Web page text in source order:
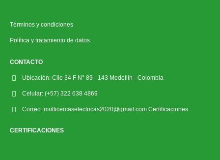
Términos y condiciones
Política y tratamiento de datos
CONTACTO
Ubicación: Clle 34 F N° 89 - 143 Medellín - Colombia
Celular: (+57) 322 638 4869
Correo: multicercaselectricas2020@gmail.com Certificaciones
CERTIFICACIONES